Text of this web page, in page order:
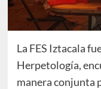
La FES Iztacala
Herpetología,
manera conjunta